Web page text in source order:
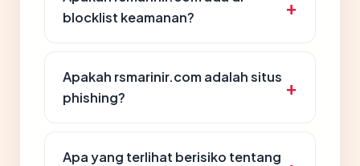
blocklist keamanan?
Apakah rsmarinir.com adalah situs
phishing?
Apa yang terlihat berisiko tentang